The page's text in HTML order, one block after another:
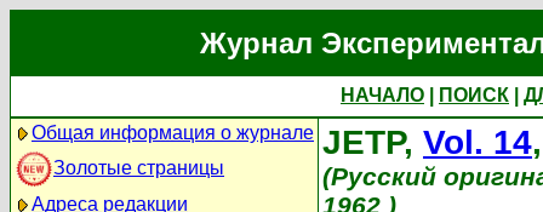
Журнал
НАЧАЛО ПОИСК
Общая информация о журнале
Золотые страницы
Адреса редакции
JETP, Vol. 14
(Русский
1962 )